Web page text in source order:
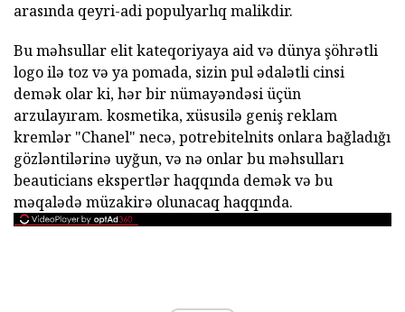
arasında qeyri-adi populyarlıq malikdir.
Bu məhsullar elit kateqoriyaya aid və dünya şöhrətli
logo ilə toz və ya pomada, sizin pul ədalətli cinsi
demək olar ki, hər bir nümayəndəsi üçün
arzulayıram. kosmetika, xüsusilə geniş reklam
kremlər "Chanel" necə, potrebitelnits onlara bağladığı
gözləntilərinə uyğun, və nə onlar bu məhsulları
beauticians ekspertlər haqqında demək və bu
məqalədə müzakirə olunacaq haqqında.